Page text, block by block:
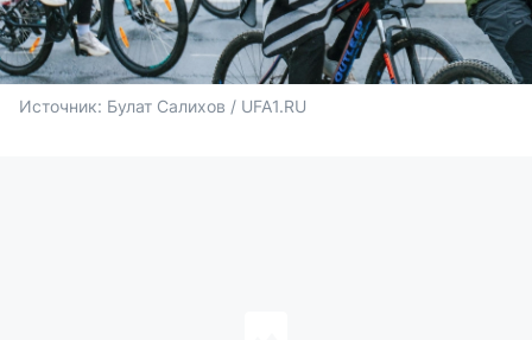
Источник: Булат Салихов / UFA1.RU